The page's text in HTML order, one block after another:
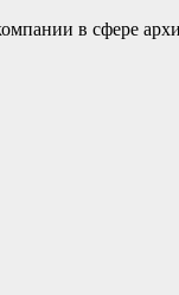
в сфере